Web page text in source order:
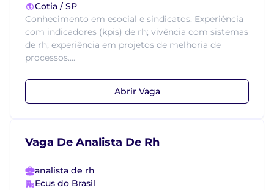
Cotia / SP
Conhecimento em esocial e sindicatos. Experiência
com indicadores (kpis) de rh; vivência com sistemas
de rh; experiência em projetos de melhoria de
processos....
Abrir Vaga
Vaga De Analista De Rh
analista de rh
Ecus do Brasil